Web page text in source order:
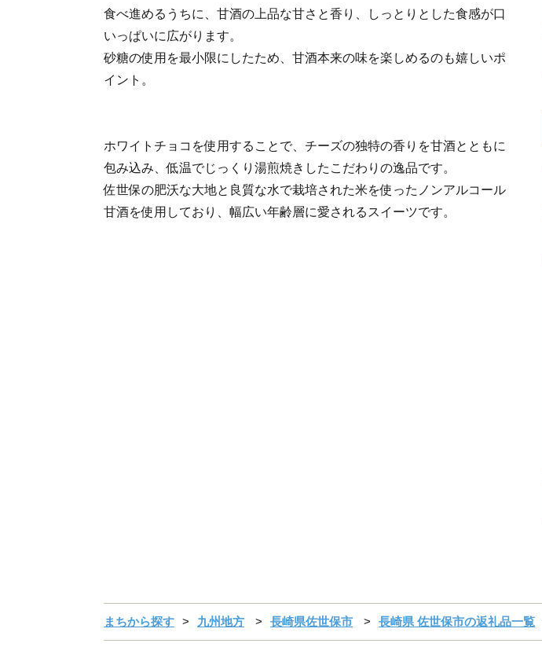
食べ進めるうちに、甘酒の上品な甘さと香り、しっとりとした食感が口
いっぱいに広がります。
砂糖の使用を最小限にしたため、甘酒本来の味を楽しめるのも嬉しいポ
イント。
ホワイトチョコを使用することで、チーズの独特の香りを甘酒とともに
包み込み、低温でじっくり湯煎焼きしたこだわりの逸品です。
佐世保の肥沃な大地と良質な水で栽培された米を使ったノンアルコール
甘酒を使用しており、幅広い年齢層に愛されるスイーツです。
まちから探す 九州地方 長崎県佐世保市 長崎県 佐世保市の返礼品一覧